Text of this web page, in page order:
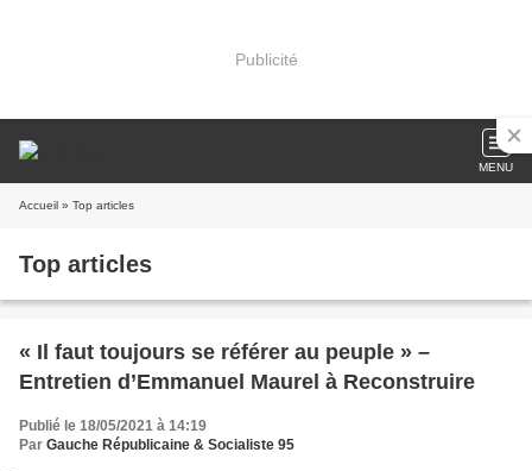
Publicité
MENU
Accueil » Top articles
Top articles
« Il faut toujours se référer au peuple » –
Entretien d’Emmanuel Maurel à Reconstruire
Publié le 18/05/2021 à 14:19
Par Gauche Républicaine & Socialiste 95